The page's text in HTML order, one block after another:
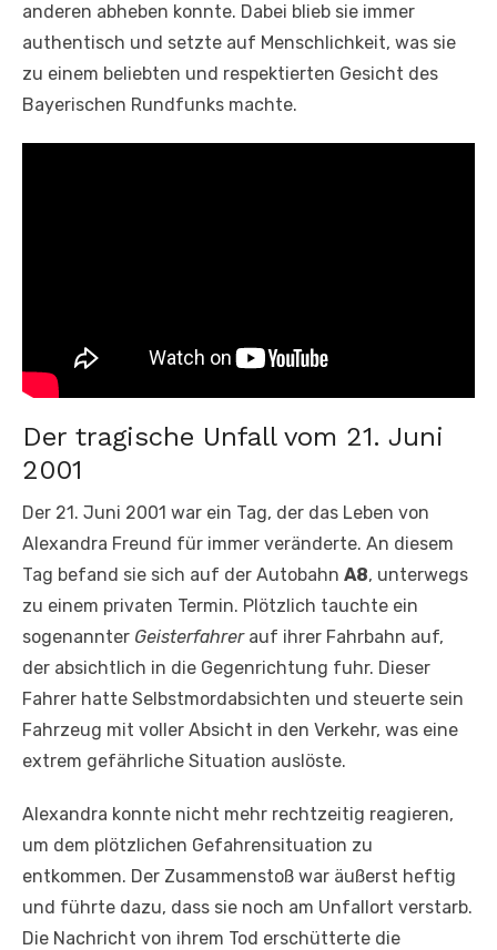
anderen abheben konnte. Dabei blieb sie immer
authentisch und setzte auf Menschlichkeit, was sie
zu einem beliebten und respektierten Gesicht des
Bayerischen Rundfunks machte.
Der tragische Unfall vom 21. Juni
2001
Der 21. Juni 2001 war ein Tag, der das Leben von
Alexandra Freund für immer veränderte. An diesem
Tag befand sie sich auf der Autobahn A8, unterwegs
zu einem privaten Termin. Plötzlich tauchte ein
sogenannter Geisterfahrerauf ihrer Fahrbahn auf,
der absichtlich in die Gegenrichtung fuhr. Dieser
Fahrer hatte Selbstmordabsichten und steuerte sein
Fahrzeug mit voller Absicht in den Verkehr, was eine
extrem gefährliche Situation auslöste.
Alexandra konnte nicht mehr rechtzeitig reagieren,
um dem plötzlichen Gefahrensituation zu
entkommen. Der Zusammenstoß war äußerst heftig
und führte dazu, dass sie noch am Unfallort verstarb.
Die Nachricht von ihrem Tod erschütterte die